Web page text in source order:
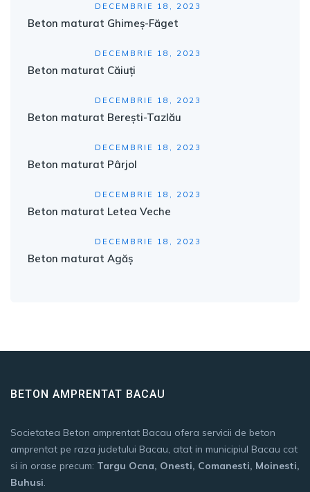
DECEMBRIE 18, 2023
Beton maturat Ghimeș-Făget
DECEMBRIE 18, 2023
Beton maturat Căiuți
DECEMBRIE 18, 2023
Beton maturat Berești-Tazlău
DECEMBRIE 18, 2023
Beton maturat Pârjol
DECEMBRIE 18, 2023
Beton maturat Letea Veche
DECEMBRIE 18, 2023
Beton maturat Agăș
BETON AMPRENTAT BACAU
Societatea Beton amprentat Bacau ofera servicii de beton
amprentat pe raza judetului Bacau, atat in municipiul Bacau cat
si in orase precum: Targu Ocna, Onesti, Comanesti, Moinesti,
Buhusi.